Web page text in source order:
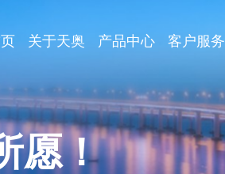
关于天奥 产品中心 客户服务
愿！